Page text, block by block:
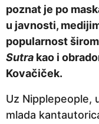
4
o
d
n
e
poznat je po
u javnosti,
popularnost
Sutra kao i
Kovačiček.
Uz Nipplepeople,
mlada